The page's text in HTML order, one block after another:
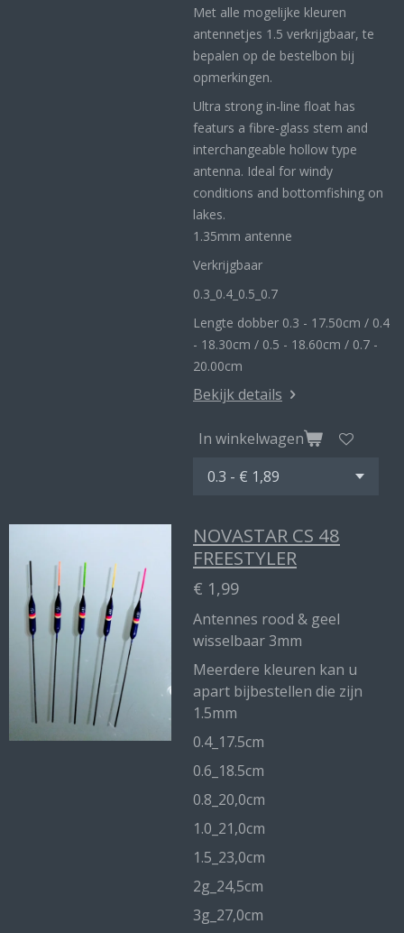
Met alle mogelijke kleuren
antennetjes 1.5 verkrijgbaar, te
bepalen op de bestelbon bij
opmerkingen.
Ultra strong in-line float has
featurs a fibre-glass stem and
interchangeable hollow type
antenna. Ideal for windy
conditions and bottomfishing on
lakes.
1.35mm antenne
Verkrijgbaar
0.3_ 0.4_ 0.5_0.7
Lengte dobber 0.3 - 17.50cm / 0.4
- 18.30cm / 0.5 - 18.60cm / 0.7 -
20.00cm
Bekijk details
In winkelwagen
NOVASTAR CS 48
FREESTYLER
€ 1,99
Antennes rood & geel
wisselbaar 3mm
Meerdere kleuren kan u
apart bijbestellen die zijn
1.5mm
0.4_17.5cm
0.6_18.5cm
0.8_20,0cm
1.0_21,0cm
1.5_23,0cm
2g_24,5cm
3g_27,0cm